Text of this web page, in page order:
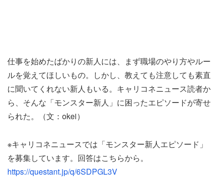
仕事を始めたばかりの新人には、まず職場のやり方やルー
ルを覚えてほしいもの。しかし、教えても注意しても素直
に聞いてくれない新人もいる。キャリコネニュース読者か
ら、そんな「モンスター新人」に困ったエピソードが寄せ
られた。（文：okei）
※キャリコネニュースでは「モンスター新人エピソード」
を募集しています。回答はこちらから。
https://questant.jp/q/6SDPGL3V